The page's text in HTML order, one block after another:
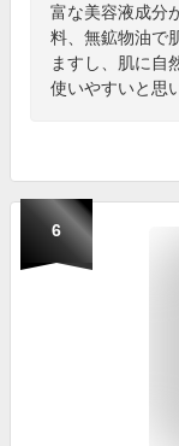
富な美容液成分
料、無鉱物油で
ますし、肌に自
使いやすいと思
6